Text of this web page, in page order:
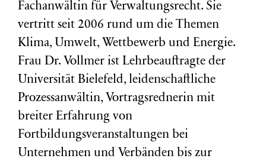
Fachanwältin für Verwaltungsrecht. Sie
vertritt seit 2006 rund um die Themen
Klima, Umwelt, Wettbewerb und Energie.
Frau Dr. Vollmer ist Lehrbeauftragte der
Universität Bielefeld, leidenschaftliche
Prozessanwältin, Vortragsrednerin mit
breiter Erfahrung von
Fortbildungsveranstaltungen bei
Unternehmen und Verbänden bis zur